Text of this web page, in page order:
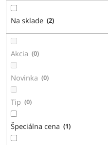
o
k
Na sklade 2
Akcia 0
Novinka 0
Tip 0
Špeciálna cena 1